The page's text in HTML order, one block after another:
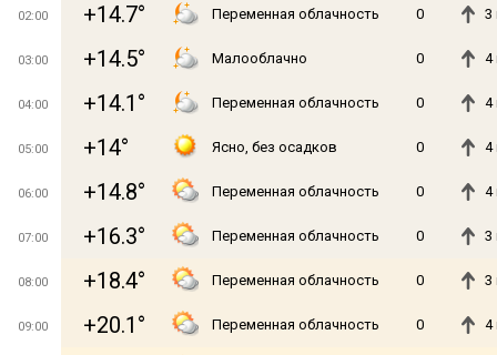
02:00 +14.7° Переменная облачность 0 3
03:00 +14.5° Малооблачно 0 4
04:00 +14.1° Переменная облачность 0 4
05:00 +14° Ясно, без осадков 0 4
06:00 +14.8° Переменная облачность 0 4
07:00 +16.3° Переменная облачность 0 3
08:00 +18.4° Переменная облачность 0 3
09:00 +20.1° Переменная облачность 0 4